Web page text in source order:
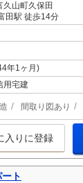
久山町久保田
田駅 徒歩14分
年1ヶ月)
用宅建
間取り図あり
入りに登録
ト